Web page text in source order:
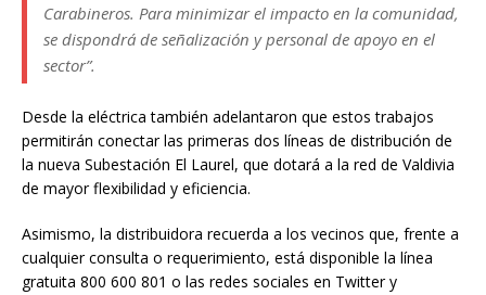
Carabineros. Para minimizar el impacto en la comunidad,
se dispondrá de señalización y personal de apoyo en el
sector”.
Desde la eléctrica también adelantaron que estos trabajos
permitirán conectar las primeras dos líneas de distribución de
la nueva Subestación El Laurel, que dotará a la red de Valdivia
de mayor flexibilidad y eficiencia.
Asimismo, la distribuidora recuerda a los vecinos que, frente a
cualquier consulta o requerimiento, está disponible la línea
gratuita 800 600 801 o las redes sociales en Twitter y